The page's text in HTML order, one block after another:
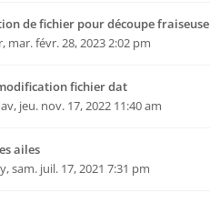
de fichier pour découpe fraiseuse
, mar. févr. 28, 2023 2:02 pm
fichier dat
, jeu. nov. 17, 2022 11:40 am
ailes
,sam. juil. 17, 2021 7:31 pm